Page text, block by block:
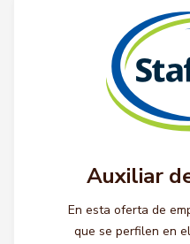
Auxiliar
En esta oferta de
que se perfilen en